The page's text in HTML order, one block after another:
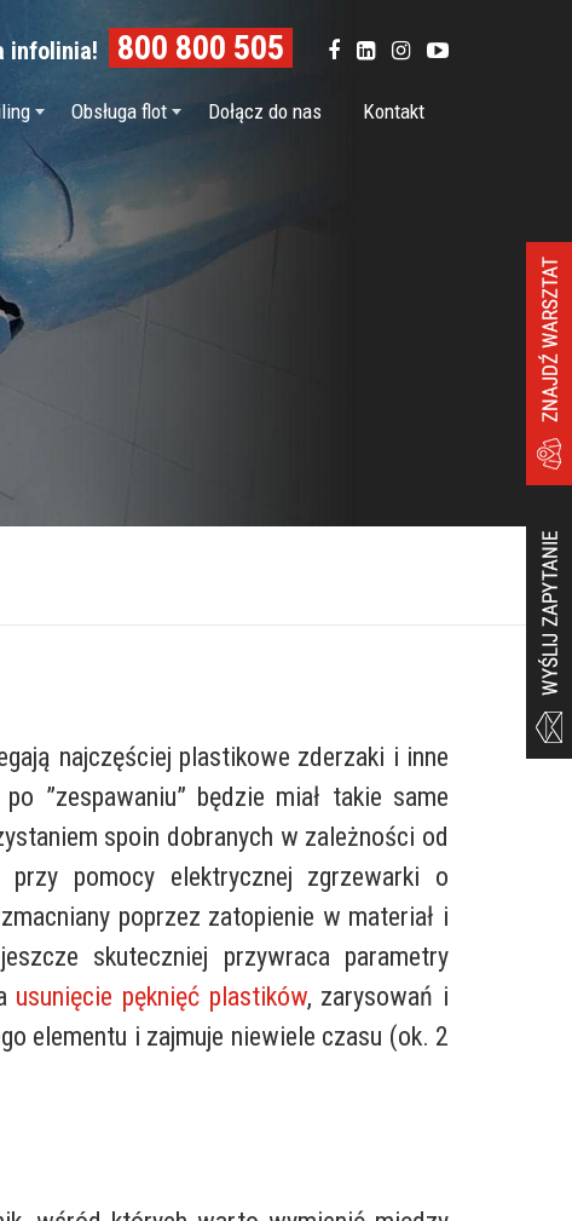
infolinia! 800 800 505
Obsługa flot Dołącz do nas Kontakt
najczęściej plastikowe zderzaki i inne
”zespawaniu” będzie miał takie same
spoin dobranych w zależności od
przy pomocy elektrycznej zgrzewarki o
poprzez zatopienie w materiał i
skuteczniej przywraca parametry
usunięcie pęknięć plastików, zarysowań i
elementu i zajmuje niewiele czasu (ok. 2